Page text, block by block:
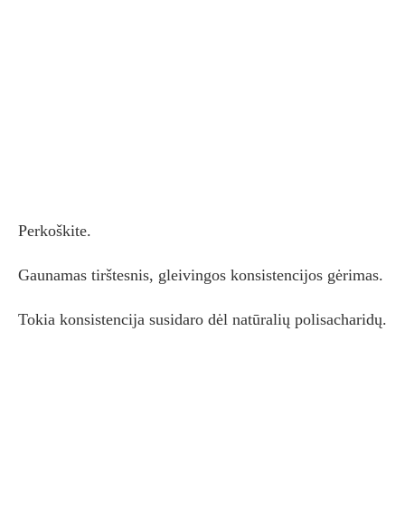
Perkoškite.
Gaunamas tirštesnis, gleivingos konsistencijos gėrimas.
Tokia konsistencija susidaro dėl natūralių polisacharidų.